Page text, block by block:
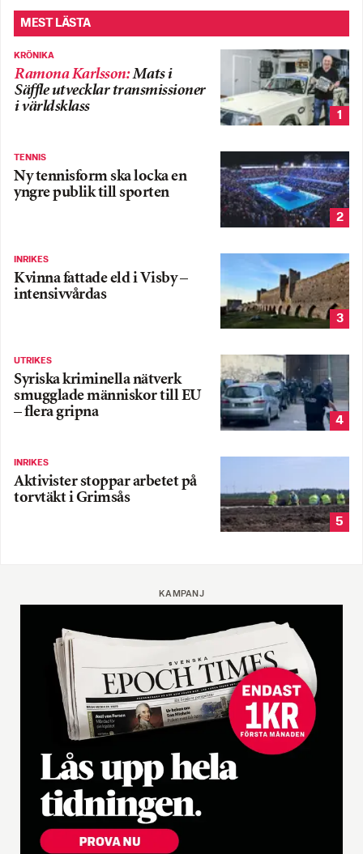
MEST LÄSTA
KRÖNIKA
Ramona Karlsson:Mats i
Säffle utvecklar transmissioner
i världsklass
1
TENNIS
Ny tennisform ska locka en
yngre publik till sporten
2
INRIKES
Kvinna fattade eld i Visby –
intensivvårdas
3
UTRIKES
Syriska kriminella nätverk
smugglade människor till EU
– flera gripna
4
INRIKES
Aktivister stoppar arbetet på
torvtäkt i Grimsås
5
KAMPANJ